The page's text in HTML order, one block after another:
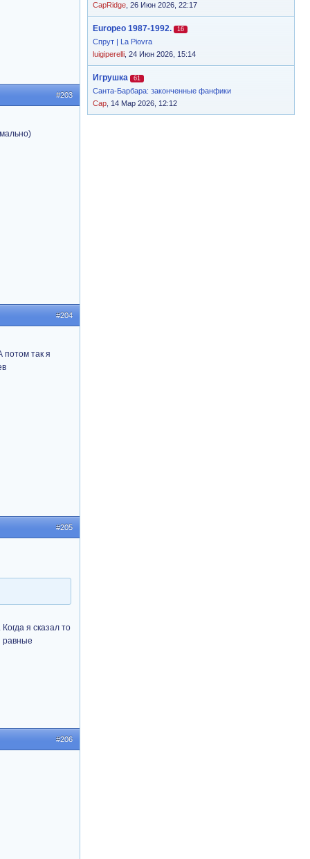
CapRidge , 26 Июн 2026, 22:17
Europeo 1987-1992. 16
Спрут | La Piovra
luigiperelli , 24 Июн 2026, 15:14
Игрушка 61
Санта-Барбара: законченные фанфики
Cap , 14 Мар 2026, 12:12
#203
#204
потом так я
#205
я сказал то
равные
#206